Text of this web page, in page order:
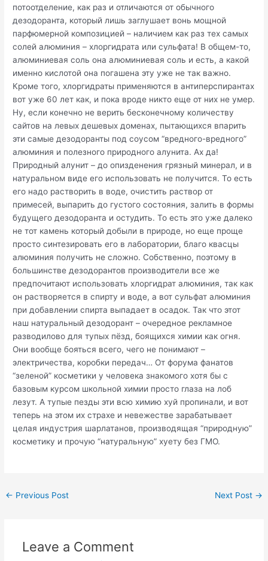
потоотделение, как раз и отличаются от обычного
дезодоранта, который лишь заглушает вонь мощной
парфюмерной композицией – наличием как раз тех самых
солей алюминия – хлоргидрата или сульфата! В общем-то,
алюминиевая соль она алюминиевая соль и есть, а какой
именно кислотой она погашена эту уже не так важно.
Кроме того, хлоргидраты применяются в антиперспирантах
вот уже 60 лет как, и пока вроде никто еще от них не умер.
Ну, если конечно не верить бесконечному количеству
сайтов на левых дешевых доменах, пытающихся впарить
эти самые дезодоранты под соусом “вредного-вредного”
алюминия и полезного природного алунита. Ах да!
Природный алунит – до опизденения грязный минерал, и в
натуральном виде его использовать не получится. То есть
его надо растворить в воде, очистить раствор от
примесей, выпарить до густого состояния, залить в формы
будущего дезодоранта и остудить. То есть это уже далеко
не тот камень который добыли в природе, но еще проще
просто синтезировать его в лаборатории, благо квасцы
алюминия получить не сложно. Собственно, поэтому в
большинстве дезодорантов производители все же
предпочитают использовать хлоргидрат алюминия, так как
он растворяется в спирту и воде, а вот сульфат алюминия
при добавлении спирта выпадает в осадок. Так что этот
наш натуральный дезодорант – очередное рекламное
разводилово для тупых пёзд, боящихся химии как огня.
Они вообще бояться всего, чего не понимают –
электричества, коробки передач… От форума фанатов
“зеленой” косметики у человека знакомого хотя бы с
базовым курсом школьной химии просто глаза на лоб
лезут. А тупые пезды эти всю химию хуй пропинали, и вот
теперь на этом их страхе и невежестве зарабатывает
целая индустрия шарлатанов, производящая “природную”
косметику и прочую “натуральную” хуету без ГМО.
Post
← Previous Post Next Post →
Leave a Comment